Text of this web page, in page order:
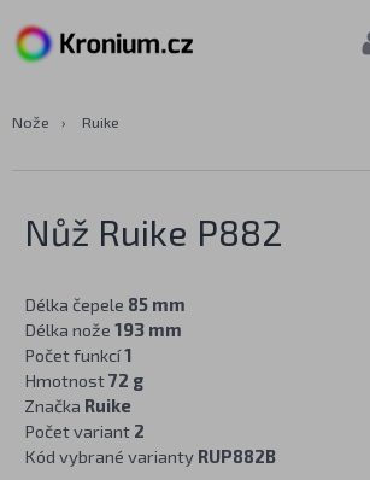
Nože › Ruike
Nůž Ruike P882
Délka čepele 85 mm
Délka nože 193 mm
Počet funkcí1
Hmotnost72 g
Značka Ruike
Počet variant 2
Kód vybrané varianty RUP882B